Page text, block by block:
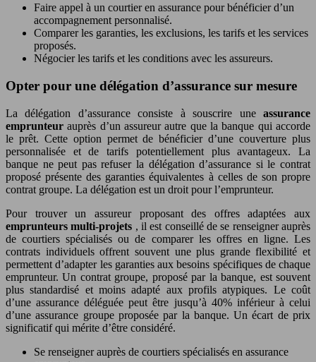
Faire appel à un courtier en assurance pour bénéficier d’un
accompagnement personnalisé.
Comparer les garanties, les exclusions, les tarifs et les services
proposés.
Négocier les tarifs et les conditions avec les assureurs.
Opter pour une délégation d’assurance sur mesure
La délégation d’assurance consiste à souscrire une assurance
emprunteurauprès d’un assureur autre que la banque qui accorde
le prêt. Cette option permet de bénéficier d’une couverture plus
personnalisée et de tarifs potentiellement plus avantageux. La
banque ne peut pas refuser la délégation d’assurance si le contrat
proposé présente des garanties équivalentes à celles de son propre
contrat groupe. La délégation est un droit pour l’emprunteur.
Pour trouver un assureur proposant des offres adaptées aux
emprunteurs multi-projets , il est conseillé de se renseigner auprès
de courtiers spécialisés ou de comparer les offres en ligne. Les
contrats individuels offrent souvent une plus grande flexibilité et
permettent d’adapter les garanties aux besoins spécifiques de chaque
emprunteur. Un contrat groupe, proposé par la banque, est souvent
plus standardisé et moins adapté aux profils atypiques. Le coût
d’une assurance déléguée peut être jusqu’à 40% inférieur à celui
d’une assurance groupe proposée par la banque. Un écart de prix
significatif qui mérite d’être considéré.
Se renseigner auprès de courtiers spécialisés en assurance